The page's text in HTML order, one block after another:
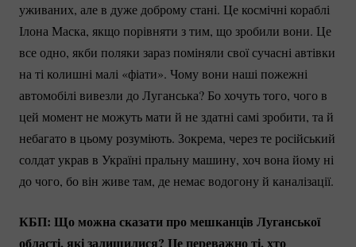
уживаних, але в дуже доброму стані. Це космічні кораблі
Ілона Маска, якщо порівняти з тим, що зробили вони. Це
все одно, якби поляки зараз поміняли свої сучасні автівки
на ті колишні малі «фіати». Чому вони наші пожежні
автомобілі вивезли до Луганська? Бо хочуть того, чого в
цей момент не можуть мати й не здатні самі зробити, та й
небагато в цьому розуміють. Зокрема, через те російський
солдат украв в Україні пральну машину, хоч вона йому ні
до чого, бо він живе там, де немає водогону й каналізації.
КБП: Що можна сказати про мешканців Луганської
області, які залишилися? Це переважно ті, хто